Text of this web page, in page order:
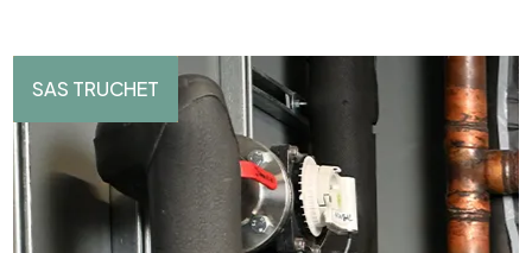
SAS TRUCHET